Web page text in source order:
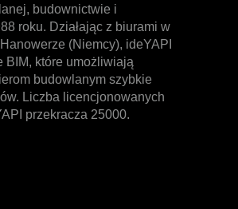
budownictwie i
roku. Działając z biurami w
(Niemcy), ideYAPI
BIM, które umożliwiają
budowlanym szybkie
Liczba licencjonowanych
przekracza 25000.